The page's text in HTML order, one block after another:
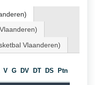
Vlaanderen)
V G DV DT DS Ptn